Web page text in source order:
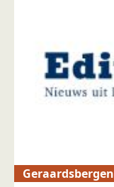
Geraardsbergen